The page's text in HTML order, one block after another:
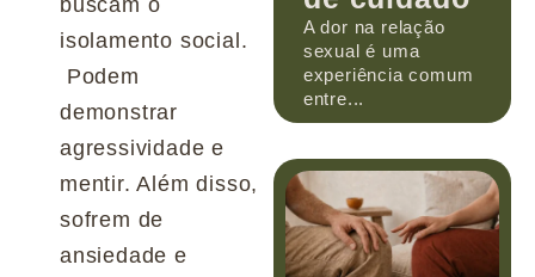
isolamento social.
Podem
demonstrar
agressividade e
mentir. Além disso,
sofrem de
ansiedade e
A dor na relação
sexual é uma
experiência comum
entre...